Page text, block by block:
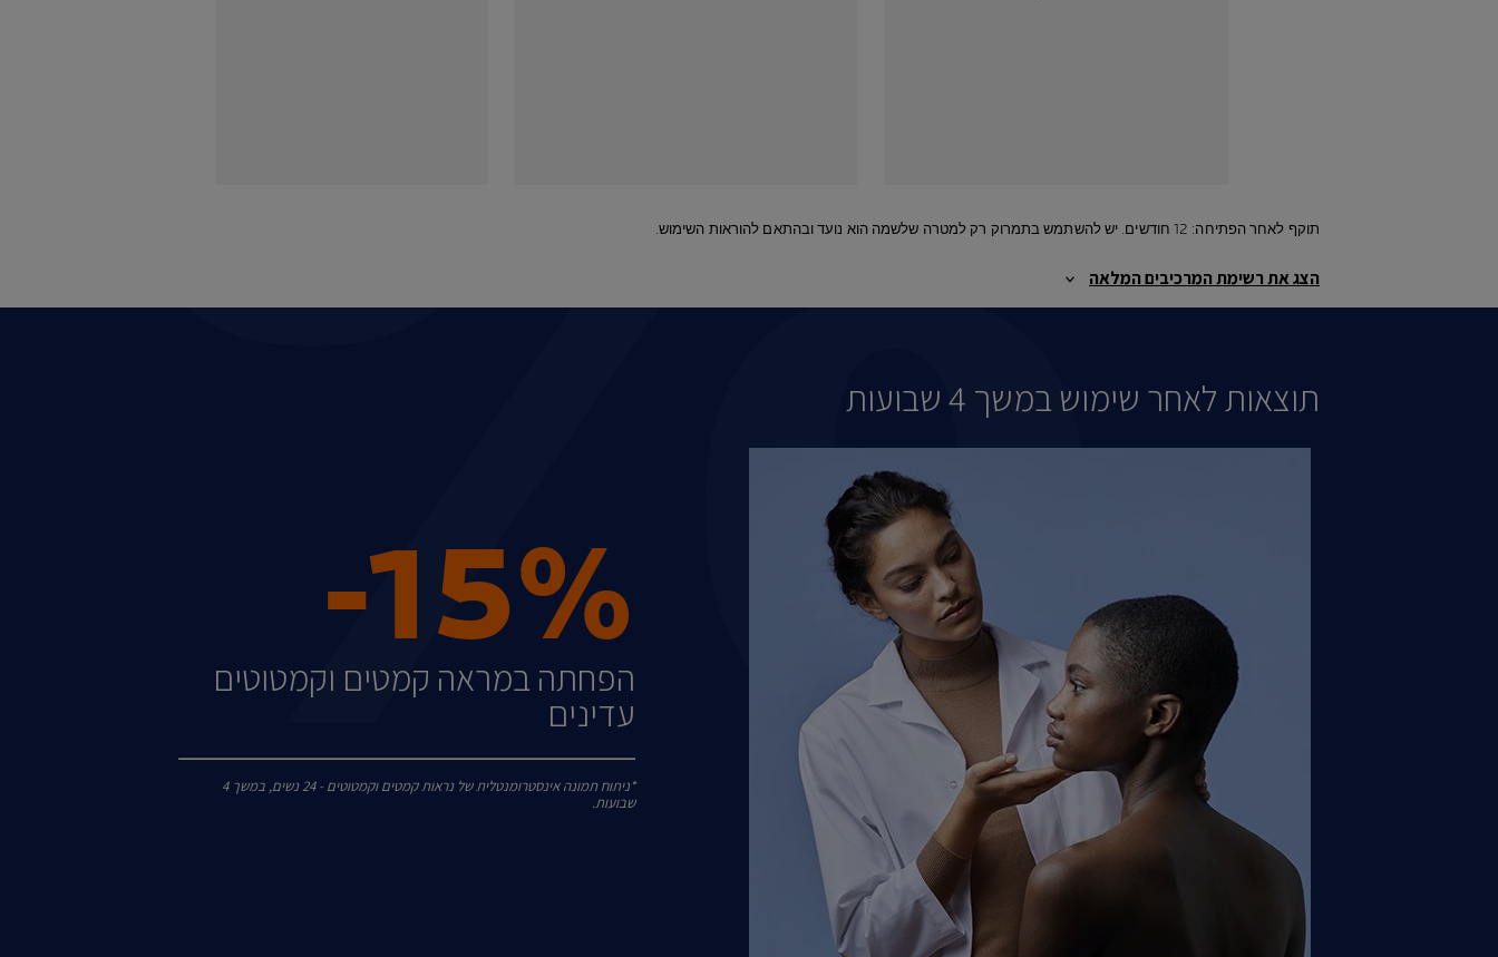
תוקף לאחר הפתיחה: 12 חודשים. יש להשתמש בתמרוק רק למטרה שלשמה הוא נועד ובהתאם להוראות השימוש.
הצג את רשימת המרכיבים המלאה
תוצאות לאחר שימוש במשך 4 שבועות
-15%
הפחתה במראה קמטים וקמטוטים
עדינים
*ניתוח תמונה אינסטרומנטלית של נראות קמטים וקמטוטים - 24 נשים, במשך 4
שבועות.